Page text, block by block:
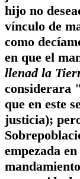
hijo no
vínculo de
como
en que el
llenad la
considerara
que en este
justicia);
empezada